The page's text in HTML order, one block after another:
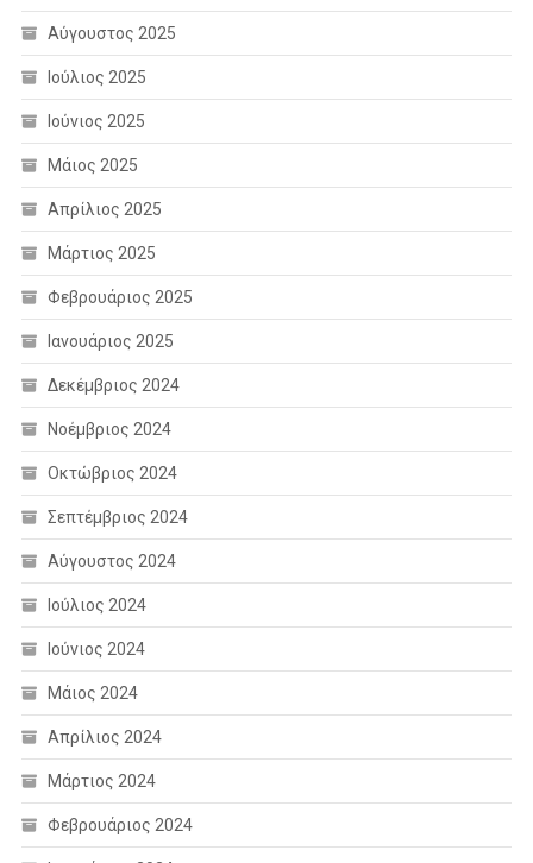
Αύγουστος 2025
Ιούλιος 2025
Ιούνιος 2025
Μάιος 2025
Απρίλιος 2025
Μάρτιος 2025
Φεβρουάριος 2025
Ιανουάριος 2025
Δεκέμβριος 2024
Νοέμβριος 2024
Οκτώβριος 2024
Σεπτέμβριος 2024
Αύγουστος 2024
Ιούλιος 2024
Ιούνιος 2024
Μάιος 2024
Απρίλιος 2024
Μάρτιος 2024
Φεβρουάριος 2024